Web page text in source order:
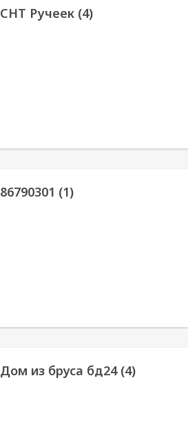
СНТ Ручеек (4)
86790301 (1)
Дом из бруса бд24 (4)